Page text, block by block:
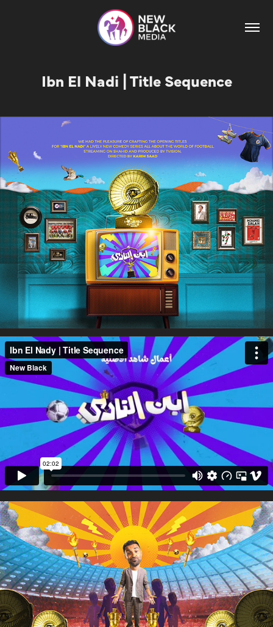
Ibn El Nadi | Title Sequence